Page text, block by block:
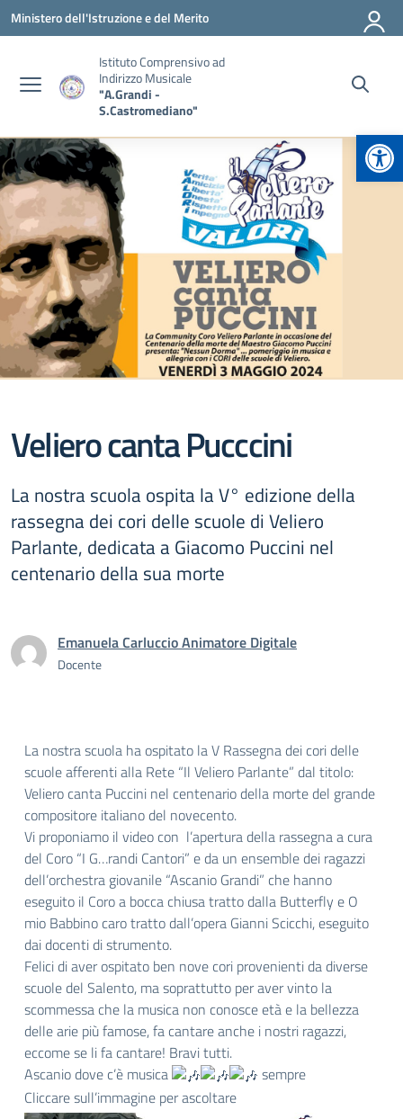
Vai ai contenuti
Vai al menu di navigazione
Vai al footer
Ministero dell'Istruzione e del Merito
Istituto Comprensivo ad
Indirizzo Musicale
"A.Grandi -
S.Castromediano"
Veliero canta Pucccini
La nostra scuola ospita la V° edizione della
rassegna dei cori delle scuole di Veliero
Parlante, dedicata a Giacomo Puccini nel
centenario della sua morte
Emanuela Carluccio Animatore Digitale
Docente
La nostra scuola ha ospitato la V Rassegna dei cori delle
scuole afferenti alla Rete “Il Veliero Parlante” dal titolo:
Veliero canta Puccini nel centenario della morte del grande
compositore italiano del novecento.
Vi proponiamo il video con l’apertura della rassegna a cura
del Coro “I G…randi Cantori” e da un ensemble dei ragazzi
dell’orchestra giovanile “Ascanio Grandi” che hanno
eseguito il Coro a bocca chiusa tratto dalla Butterfly e O
mio Babbino caro tratto dall’opera Gianni Scicchi, eseguito
dai docenti di strumento.
Felici di aver ospitato ben nove cori provenienti da diverse
scuole del Salento, ma soprattutto per aver vinto la
scommessa che la musica non conosce età e la bellezza
delle arie più famose, fa cantare anche i nostri ragazzi,
eccome se li fa cantare! Bravi tutti.
Ascanio dove c’è musica
sempre
Cliccare sull’immagine per ascoltare